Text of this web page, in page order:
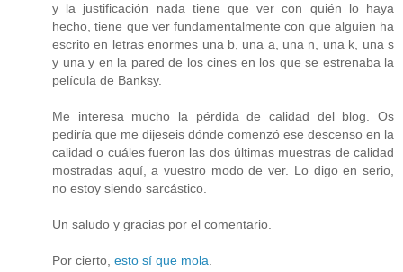
y la justificación nada tiene que ver con quién lo haya
hecho, tiene que ver fundamentalmente con que alguien ha
escrito en letras enormes una b, una a, una n, una k, una s
y una y en la pared de los cines en los que se estrenaba la
película de Banksy.
Me interesa mucho la pérdida de calidad del blog. Os
pediría que me dijeseis dónde comenzó ese descenso en la
calidad o cuáles fueron las dos últimas muestras de calidad
mostradas aquí, a vuestro modo de ver. Lo digo en serio,
no estoy siendo sarcástico.
Un saludo y gracias por el comentario.
Por cierto, esto sí que mola